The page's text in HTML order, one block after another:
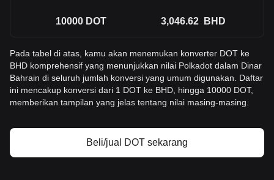
10000 DOT 3,046.62 BHD
Pada tabel di atas, kamu akan menemukan konverter DOT ke
BHD komprehensif yang menunjukkan nilai Polkadot dalam Dinar
Bahrain di seluruh jumlah konversi yang umum digunakan. Daftar
ini mencakup konversi dari 1 DOT ke BHD, hingga 10000 DOT,
memberikan tampilan yang jelas tentang nilai masing-masing.
Beli/jual DOT sekarang